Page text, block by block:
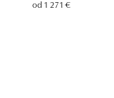
od 1 271 €